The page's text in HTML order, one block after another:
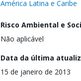
América Latina e Caribe
Risco Ambiental e
Não aplicável
Data da última
15 de janeiro de 2013